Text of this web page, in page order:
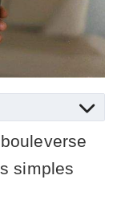
simples